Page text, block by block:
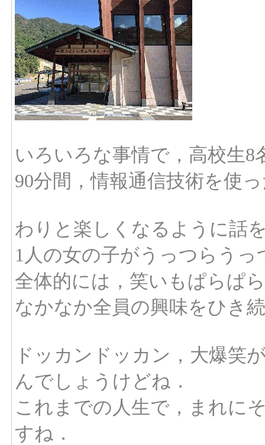
いろいろな事情で，高校生8
90分間，情報通信技術を使
わりと楽しくなるように話
1人の女の子がうっつらう
全体的には，笑いもぱらぱ
なかなか全員の興味をひき
ドッカンドッカン，大爆笑
んでしょうけどね．
これまでの人生で，まれに
すね．